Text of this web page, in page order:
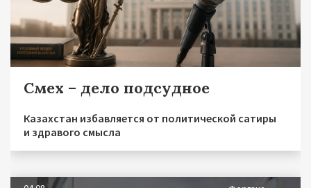
Смех – дело подсудное
Казахстан избавляется от политической сатиры
и здравого смысла